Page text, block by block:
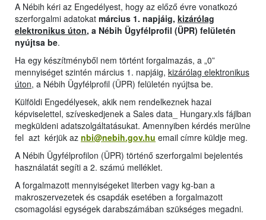
A Nébih kéri az Engedélyest, hogy az előző évre vonatkozó
szerforgalmi adatokat március 1. napjáig, kizárólag
elektronikus úton, a Nébih Ügyfélprofil (ÜPR) felületén
nyújtsa be.
Ha egy készítményből nem történt forgalmazás, a „0”
mennyiséget szintén március 1. napjáig, kizárólag elektronikus
úton, a Nébih Ügyfélprofil (ÜPR) felületén nyújtsa be.
Külföldi Engedélyesek, akik nem rendelkeznek hazai
képviselettel, szíveskedjenek a Sales data_ Hungary.xls fájlban
megküldeni adatszolgáltatásukat. Amennyiben kérdés merülne
fel azt kérjük az nbi@nebih.gov.hu email címre küldje meg.
A Nébih Ügyfélprofilon (ÜPR) történő szerforgalmi bejelentés
használatát segíti a 2. számú melléklet.
A forgalmazott mennyiségeket literben vagy kg-ban a
makroszervezetek és csapdák esetében a forgalmazott
csomagolási egységek darabszámában szükséges megadni.